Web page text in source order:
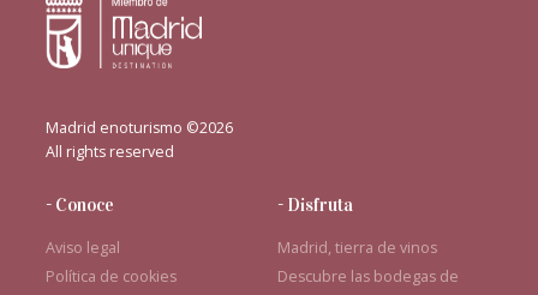
Madrid enoturismo ©2026
All rights reserved
- Conoce
Aviso legal
Política de cookies
- Disfruta
Madrid, tierra de vinos
Descubre las bodegas de